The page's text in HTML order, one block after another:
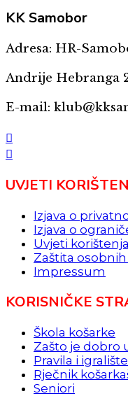
KKSamobor
Adresa: HR-
Andrije Hebranga
E-mail:
UVJETI
Izjava o
Izjava o
Uvjeti korištenja
Zaštita
Impressum
KORISNIČKE
Škola košarke
Zašto je dobro
Pravila i igralište
Rječnik
Seniori